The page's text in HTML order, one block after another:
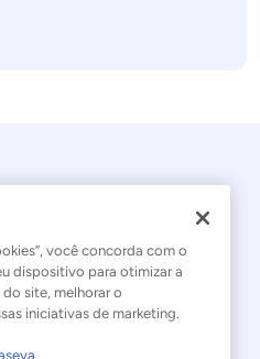
os direitos reservados.
você concorda com o
dispositivo para otimizar a
site, melhorar o
iniciativas de marketing.